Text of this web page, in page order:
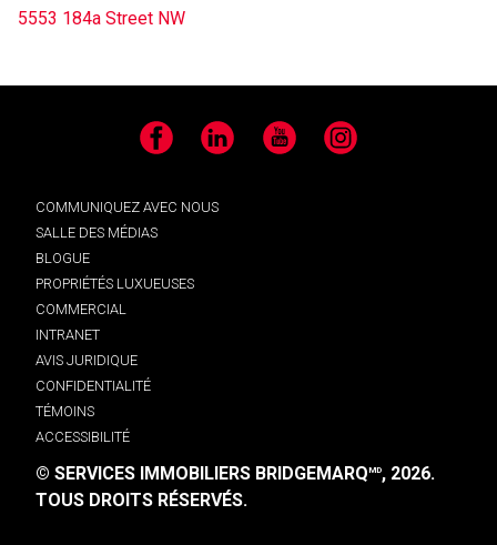
5553 184a Street NW
Facebook LinkedIn YouTube Instagram
COMMUNIQUEZ AVEC NOUS
SALLE DES MÉDIAS
BLOGUE
PROPRIÉTÉS LUXUEUSES
COMMERCIAL
INTRANET
AVIS JURIDIQUE
CONFIDENTIALITÉ
TÉMOINS
ACCESSIBILITÉ
© SERVICES IMMOBILIERS BRIDGEMARQMD, 2026.
TOUS DROITS RÉSERVÉS.